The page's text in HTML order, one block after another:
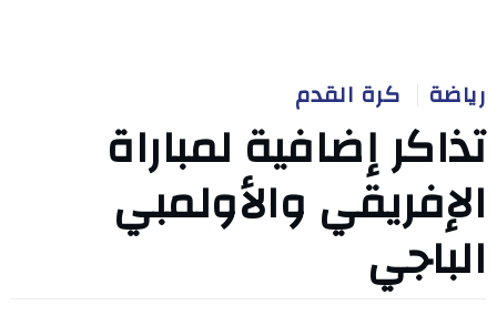
رياضة كرة القدم
تذاكر إضافية لمباراة
الإفريقي والأولمبي
الباجي